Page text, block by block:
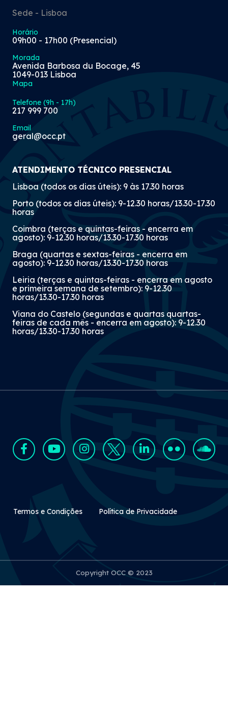
Sede - Lisboa
Horário
09h00 - 17h00 (Presencial)
Morada
Avenida Barbosa du Bocage, 45
1049-013 Lisboa
Mapa
Telefone (9h - 17h)
217 999 700
Email
geral@occ.pt
ATENDIMENTO TÉCNICO PRESENCIAL
Lisboa (todos os dias úteis): 9 às 17.30 horas
Porto (todos os dias úteis): 9-12.30 horas/13.30-17.30
horas
Coimbra (terças e quintas-feiras - encerra em
agosto): 9-12.30 horas/13.30-17.30 horas
Braga (quartas e sextas-feiras - encerra em
agosto): 9-12.30 horas/13.30-17.30 horas
Leiria (terças e quintas-feiras - encerra em agosto
e primeira semana de setembro): 9-12.30
horas/13.30-17.30 horas
Viana do Castelo (segundas e quartas quartas-
feiras de cada mês - encerra em agosto): 9-12.30
horas/13.30-17.30 horas
Rodapé Secundário
Termos e Condições Política de Privacidade
Copyright OCC © 2023